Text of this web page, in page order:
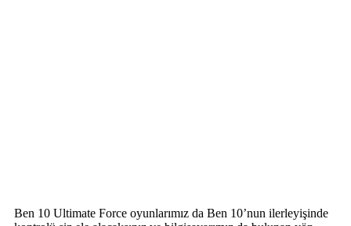
Ben 10 Ultimate Force oyunlarımız da Ben 10’nun ilerleyişinde